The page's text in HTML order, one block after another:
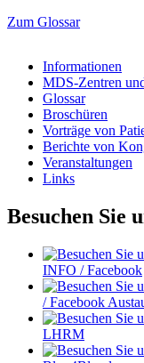
Zum Glossar
Informationen
MDS-Zentren
Glossar
Broschüren
Vorträge von
Berichte von
Veranstaltungen
Links
Besuchen Sie
INFO / Facebook
/ Facebook
LHRM